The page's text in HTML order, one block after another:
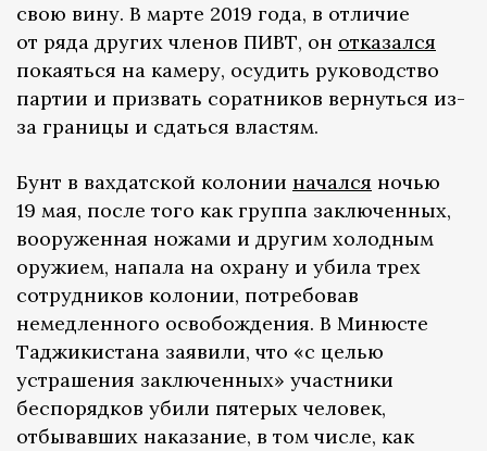
свою вину. В марте 2019 года, в отличие
от ряда других членов ПИВТ, он отказался
покаяться на камеру, осудить руководство
партии и призвать соратников вернуться из-
за границы и сдаться властям.
Бунт в вахдатской колонии начался ночью
19 мая, после того как группа заключенных,
вооруженная ножами и другим холодным
оружием, напала на охрану и убила трех
сотрудников колонии, потребовав
немедленного освобождения. В Минюсте
Таджикистана заявили, что «с целью
устрашения заключенных» участники
беспорядков убили пятерых человек,
отбывавших наказание, в том числе, как